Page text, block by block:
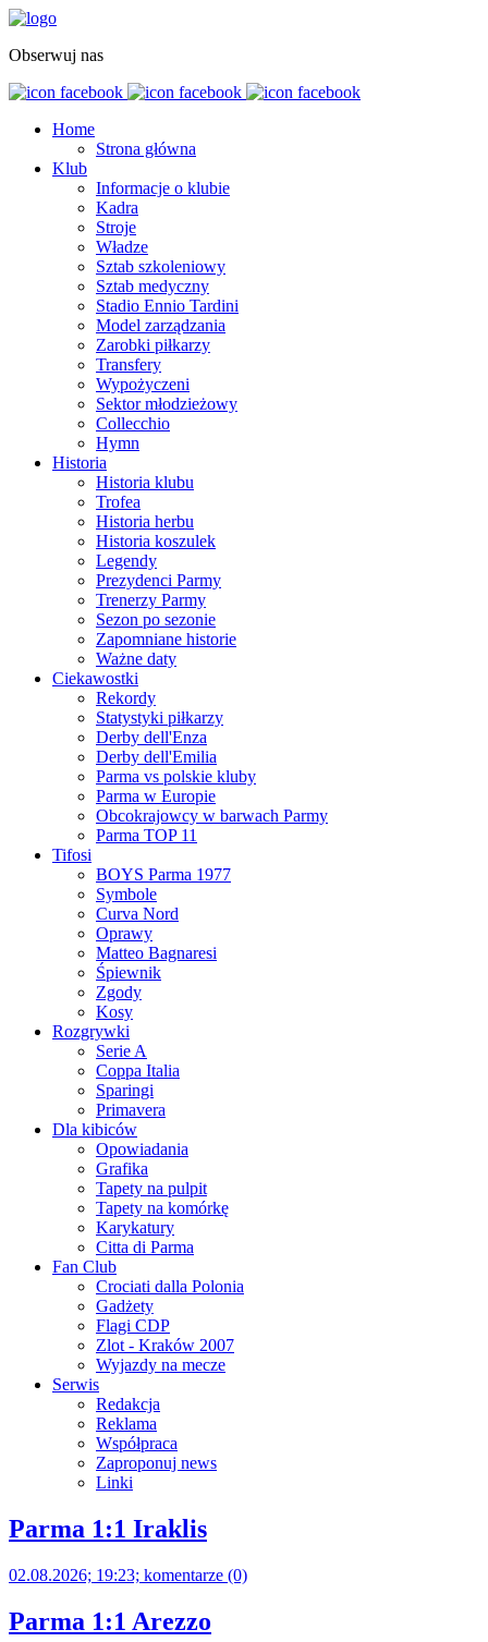
Obserwuj nas
Home
Strona główna
Klub
Informacje o klubie
Kadra
Stroje
Władze
Sztab szkoleniowy
Sztab medyczny
Stadio Ennio Tardini
Model zarządzania
Zarobki piłkarzy
Transfery
Wypożyczeni
Sektor młodzieżowy
Collecchio
Hymn
Historia
Historia klubu
Trofea
Historia herbu
Historia koszulek
Legendy
Prezydenci Parmy
Trenerzy Parmy
Sezon po sezonie
Zapomniane historie
Ważne daty
Ciekawostki
Rekordy
Statystyki piłkarzy
Derby dell'Enza
Derby dell'Emilia
Parma vs polskie kluby
Parma w Europie
Obcokrajowcy w barwach Parmy
Parma TOP 11
Tifosi
BOYS Parma 1977
Symbole
Curva Nord
Oprawy
Matteo Bagnaresi
Śpiewnik
Zgody
Kosy
Rozgrywki
Serie A
Coppa Italia
Sparingi
Primavera
Dla kibiców
Opowiadania
Grafika
Tapety na pulpit
Tapety na komórkę
Karykatury
Citta di Parma
Fan Club
Crociati dalla Polonia
Gadżety
Flagi CDP
Zlot - Kraków 2007
Wyjazdy na mecze
Serwis
Redakcja
Reklama
Współpraca
Zaproponuj news
Linki
Parma 1:1 Iraklis
02.08.2026; 19:23; komentarze (0)
Parma 1:1 Arezzo